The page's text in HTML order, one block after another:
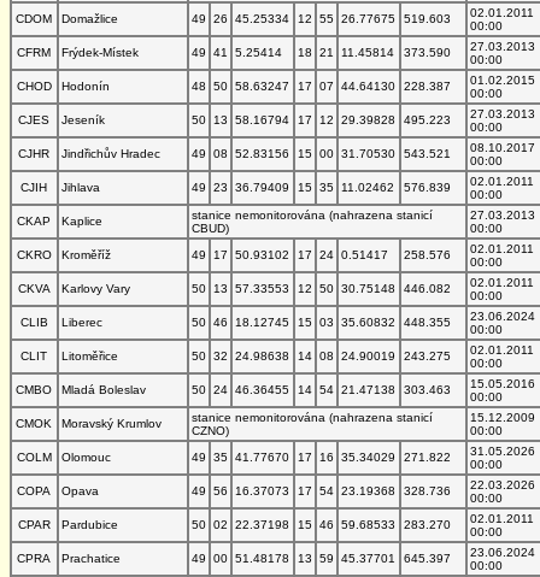
CDOM
Domažlice 49 26 45.25334 12 55 26.77675 519.603
02.01.2011
00:00
CFRM
Frýdek-Místek 49 41 5.25414 18 21 11.45814 373.590
27.03.2013
00:00
CHOD
Hodonín 48 50 58.63247 17 07 44.64130 228.387
01.02.2015
00:00
CJES
Jeseník 50 13 58.16794 17 12 29.39828 495.223
27.03.2013
00:00
CJHR
Jindřichův Hradec 49 08 52.83156 15 00 31.70530 543.521
08.10.2017
00:00
CJIH
Jihlava 49 23 36.79409 15 35 11.02462 576.839
02.01.2011
00:00
CKAP
Kaplice
stanice nemonitorována (nahrazena stanicí
CBUD)
27.03.2013
00:00
CKRO
Kroměříž 49 17 50.93102 17 24 0.51417 258.576
02.01.2011
00:00
CKVA
Karlovy Vary 50 13 57.33553 12 50 30.75148 446.082
02.01.2011
00:00
CLIB
Liberec 50 46 18.12745 15 03 35.60832 448.355
23.06.2024
00:00
CLIT
Litoměřice 50 32 24.98638 14 08 24.90019 243.275
02.01.2011
00:00
CMBO
Mladá Boleslav 50 24 46.36455 14 54 21.47138 303.463
15.05.2016
00:00
CMOK
Moravský Krumlov
stanice nemonitorována (nahrazena stanicí
CZNO)
15.12.2009
00:00
COLM
Olomouc 49 35 41.77670 17 16 35.34029 271.822
31.05.2026
00:00
COPA
Opava 49 56 16.37073 17 54 23.19368 328.736
22.03.2026
00:00
CPAR
Pardubice 50 02 22.37198 15 46 59.68533 283.270
02.01.2011
00:00
CPRA
Prachatice 49 00 51.48178 13 59 45.37701 645.397
23.06.2024
00:00